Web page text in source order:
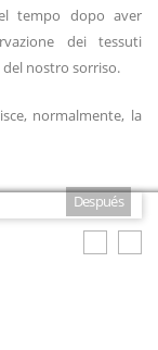
tempo dopo aver
dei tessuti
del nostro sorriso.
normalmente, la
Después